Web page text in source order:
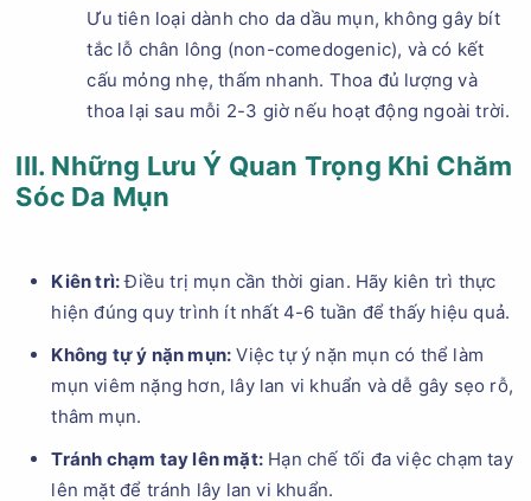
Ưu tiên loại dành cho da dầu mụn, không gây bít
tắc lỗ chân lông (non-comedogenic), và có kết
cấu mỏng nhẹ, thấm nhanh. Thoa đủ lượng và
thoa lại sau mỗi 2-3 giờ nếu hoạt động ngoài trời.
III. Những Lưu Ý Quan Trọng Khi Chăm
Sóc Da Mụn
Kiên trì:Điều trị mụn cần thời gian. Hãy kiên trì thực
hiện đúng quy trình ít nhất 4-6 tuần để thấy hiệu quả.
Không tự ý nặn mụn: Việc tự ý nặn mụn có thể làm
mụn viêm nặng hơn, lây lan vi khuẩn và dễ gây sẹo rỗ,
thâm mụn.
Tránh chạm tay lên mặt: Hạn chế tối đa việc chạm tay
lên mặt để tránh lây lan vi khuẩn.